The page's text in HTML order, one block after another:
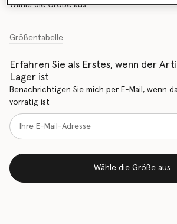
Wähle die Größe aus
Größentabelle
Erfahren Sie als Erstes, wenn der
Lager ist
Benachrichtigen Sie mich per E-Mail, wenn
vorrätig ist
Wähle die Größe aus